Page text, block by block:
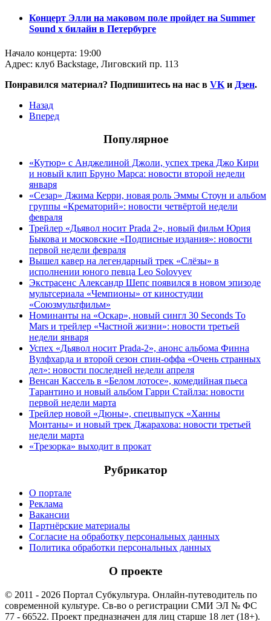
Концерт Элли на маковом поле пройдет на Summer
Sound x билайн в Петербурге
Начало концерта: 19:00
Адрес: клуб Backstage, Лиговский пр. 113
Понравился материал? Подпишитесь на нас в VK и Дзен.
Назад
Вперед
Популярное
«Кутюр» с Анджелиной Джоли, успех трека Джо Кири
и новый клип Бруно Марса: новости второй недели
января
«Сезар» Джима Керри, новая роль Эммы Стоун и альбом
группы «Крематорий»: новости четвёртой недели
февраля
Трейлер «Дьявол носит Prada 2», новый фильм Юрия
Быкова и московские «Подписные издания»: новости
первой недели февраля
Вышел кавер на легендарный трек «Слёзы» в
исполнении юного певца Leo Solovyev
Экстрасенс Александр Шепс появился в новом эпизоде
мультсериала «Чемпионы» от киностудии
«Союзмультфильм»
Номинанты на «Оскар», новый сингл 30 Seconds To
Mars и трейлер «Частной жизни»: новости третьей
недели января
Успех «Дьявол носит Prada-2», анонс альбома Финна
Вулфхарда и второй сезон спин-оффа «Очень странных
дел»: новости последней недели апреля
Венсан Кассель в «Белом лотосе», комедийная пьеса
Тарантино и новый альбом Гарри Стайлза: новости
первой недели марта
Трейлер новой «Дюны», спецвыпуск «Ханны
Монтаны» и новый трек Джарахова: новости третьей
недели марта
«Трезорка» выходит в прокат
Рубрикатор
О портале
Реклама
Вакансии
Партнёрские материалы
Согласие на обработку персональных данных
Политика обработки персональных данных
О проекте
© 2011 - 2026 Портал Субкультура. Онлайн-путеводитель по
современной культуре. Св-во о регистрации СМИ ЭЛ № ФС
77 - 66522. Проект предназначен для лиц старше 18 лет (18+).